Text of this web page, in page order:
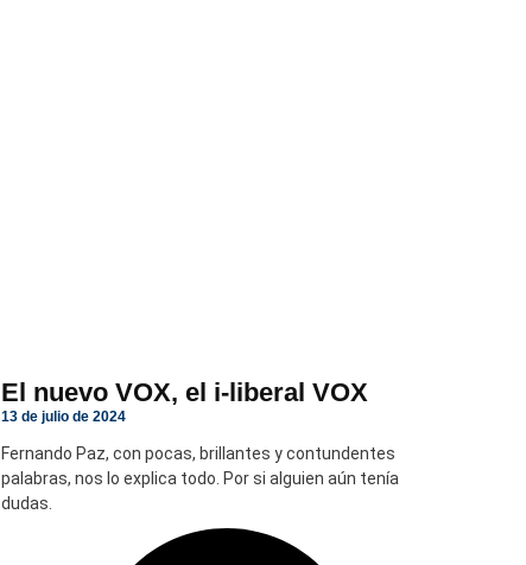
El nuevo VOX, el i-liberal VOX
13 de julio de 2024
Fernando Paz, con pocas, brillantes y contundentes
palabras, nos lo explica todo. Por si alguien aún tenía
dudas.